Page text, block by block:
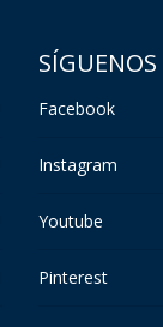
SÍGUENOS
Facebook
Instagram
Youtube
Pinterest